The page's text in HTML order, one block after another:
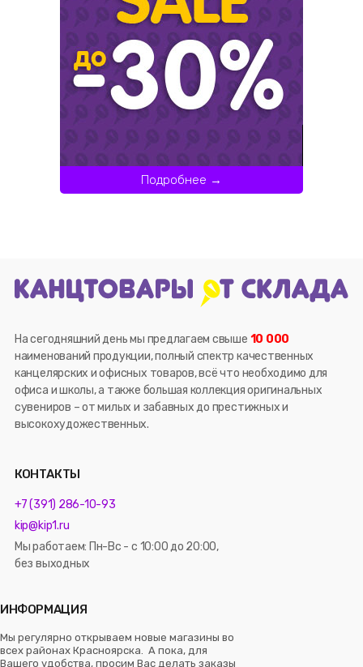
Подробнее →
На сегодняшний день мы предлагаем свыше 10 000
наименований продукции, полный спектр качественных
канцелярских и офисных товаров, всё что необходимо для
офиса и школы, а также большая коллекция оригинальных
сувениров – от милых и забавных до престижных и
высокохудожественных.
КОНТАКТЫ
+7 (391) 286-10-93
kip@kip1.ru
Мы работаем: Пн-Вс - с 10:00 до 20:00,
без выходных
ИНФОРМАЦИЯ
Мы регулярно открываем новые магазины во
всех районах Красноярска. А пока, для
Вашего удобства, просим Вас делать заказы